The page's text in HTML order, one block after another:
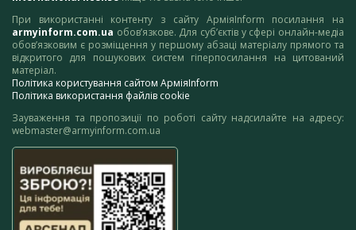
При використанні контенту з сайту АрміяInform посилання на
armyinform.com.ua обов’язкове. Для суб’єктів у сфері онлайн-медіа
обов’язковим є розміщення у першому абзаці матеріалу прямого та
відкритого для пошукових систем гіперпосилання на цитований
матеріал.
Політика користування сайтом АрміяInform
Політика використання файлів cookie
Зауваження та пропозиції по роботі сайту надсилайте на адресу:
webmaster@armyinform.com.ua